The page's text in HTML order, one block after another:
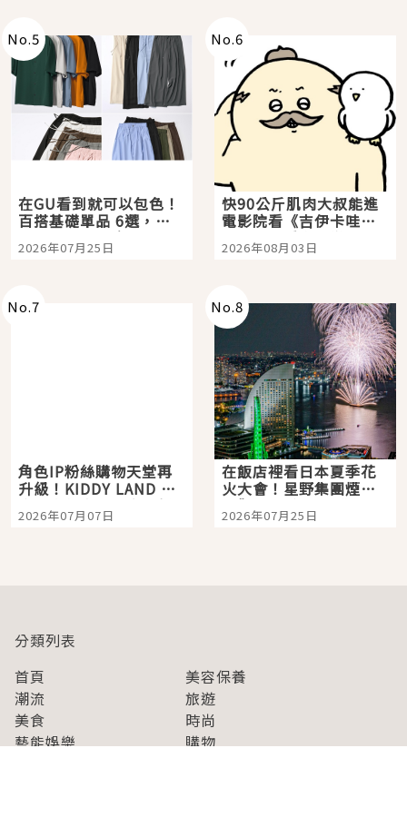
No.5
在GU看到就可以包色！
百搭基礎單品 6選，閉
眼全收也不心疼
2026年07月25日
No.6
快90公斤肌肉大叔能進
電影院看《吉伊卡哇》
嗎？日本重金屬樂團
「打首」會長與nagano
2026年08月03日
No.7
角色IP粉絲購物天堂再
升級！KIDDY LAND 原
宿店吉伊卡哇迎客，新
開幕 OMOKADO 店3分
2026年07月07日
No.8
在飯店裡看日本夏季花
火大會！星野集團煙火
景觀飯店6選，讓你不用
人擠人悠閒欣賞
2026年07月25日
分類列表
首頁
美容保養
潮流
旅遊
美食
時尚
藝能娛樂
購物